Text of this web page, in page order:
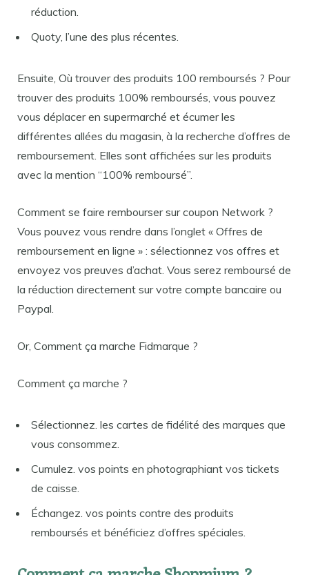
réduction.
Quoty, l’une des plus récentes.
Ensuite, Où trouver des produits 100 remboursés ? Pour
trouver des produits 100% remboursés, vous pouvez
vous déplacer en supermarché et écumer les
différentes allées du magasin, à la recherche d’offres de
remboursement. Elles sont affichées sur les produits
avec la mention “100% remboursé”.
Comment se faire rembourser sur coupon Network ?
Vous pouvez vous rendre dans l’onglet « Offres de
remboursement en ligne » : sélectionnez vos offres et
envoyez vos preuves d’achat. Vous serez remboursé de
la réduction directement sur votre compte bancaire ou
Paypal.
Or, Comment ça marche Fidmarque ?
Comment ça marche ?
Sélectionnez. les cartes de fidélité des marques que
vous consommez.
Cumulez. vos points en photographiant vos tickets
de caisse.
Échangez. vos points contre des produits
remboursés et bénéficiez d’offres spéciales.